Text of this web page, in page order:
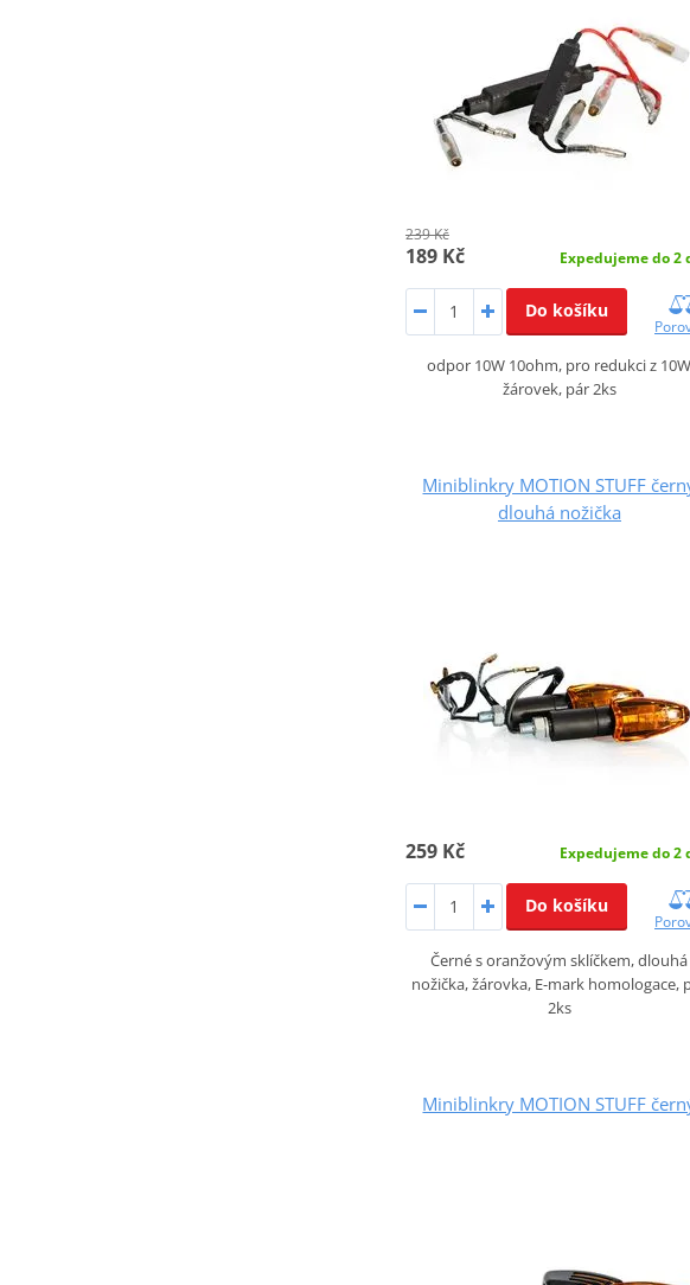
239 Kč
189 Kč Expedujeme do 2
Do košíku
odpor 10W 10ohm, pro redukci z 10W
žárovek, pár 2ks
Miniblinkry MOTION STUFF
dlouhá nožička
259 Kč Expedujeme do 2
Do košíku
Černé s oranžovým sklíčkem, dlouhá
nožička, žárovka, E-mark homologace,
2ks
Miniblinkry MOTION STUFF